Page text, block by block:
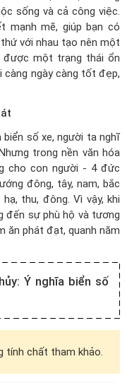
sống và cả công việc.
mạnh mẽ, giúp bạn có
với nhau tạo nên một
một trạng thái ổn
càng ngày càng tốt đẹp,
số xe, người ta nghĩ
trong nền văn hóa
cho con người - 4 đức
đông, tây, nam, bắc
thu, đông. Vì vậy, khi
đến sự phù hộ và tương
ăn phát đạt, quanh năm
Ý nghĩa biển số
tính chất tham khảo.